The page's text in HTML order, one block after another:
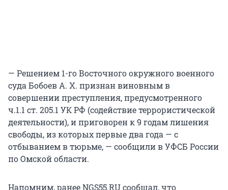
— Решением 1-го Восточного окружного военного
суда Бобоев А. Х. признан виновным в
совершении преступления, предусмотренного
ч.1.1 ст. 205.1 УК РФ (содействие террористической
деятельности), и приговорен к 9 годам лишения
свободы, из которых первые два года — с
отбыванием в тюрьме, — сообщили в УФСБ России
по Омской области.
Напомним, ранее NGS55.RU сообщал, что